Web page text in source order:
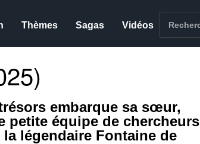
Thèmes Sagas Vidéos
embarque sa sœur,
petite équipe de chercheurs
légendaire Fontaine de